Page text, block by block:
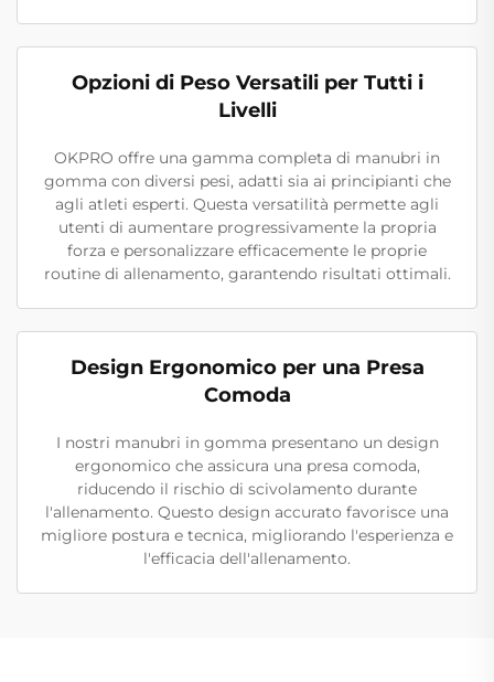
Opzioni di Peso Versatili per Tutti i
Livelli
OKPRO offre una gamma completa di manubri in
gomma con diversi pesi, adatti sia ai principianti che
agli atleti esperti. Questa versatilità permette agli
utenti di aumentare progressivamente la propria
forza e personalizzare efficacemente le proprie
routine di allenamento, garantendo risultati ottimali.
Design Ergonomico per una Presa
Comoda
I nostri manubri in gomma presentano un design
ergonomico che assicura una presa comoda,
riducendo il rischio di scivolamento durante
l'allenamento. Questo design accurato favorisce una
migliore postura e tecnica, migliorando l'esperienza e
l'efficacia dell'allenamento.